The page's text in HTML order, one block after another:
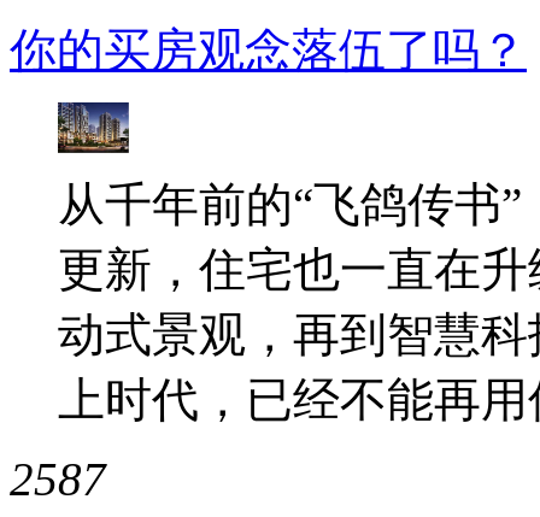
你的买房观念落伍了吗？
从千年前的“飞鸽传书
更新，住宅也一直在
动式景观，再到智慧
上时代，已经不能再
2587